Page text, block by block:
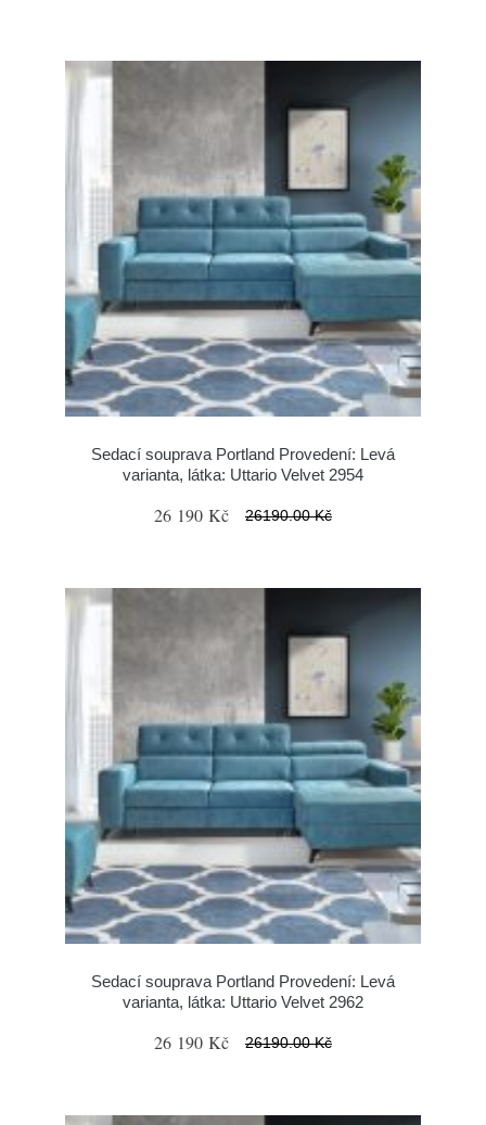
Sedací souprava Portland Provedení: Levá
varianta, látka: Uttario Velvet 2954
26 190 Kč 26190.00 Kč
Sedací souprava Portland Provedení: Levá
varianta, látka: Uttario Velvet 2962
26 190 Kč 26190.00 Kč